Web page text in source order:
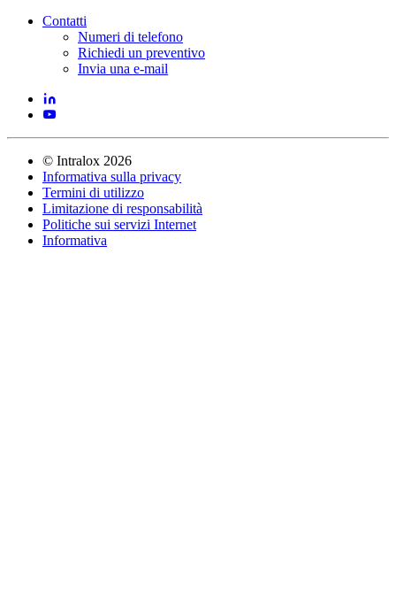
Contatti
Numeri di telefono
Richiedi un preventivo
Invia una e-mail
© Intralox 2026
Informativa sulla privacy
Termini di utilizzo
Limitazione di responsabilità
Politiche sui servizi Internet
Informativa